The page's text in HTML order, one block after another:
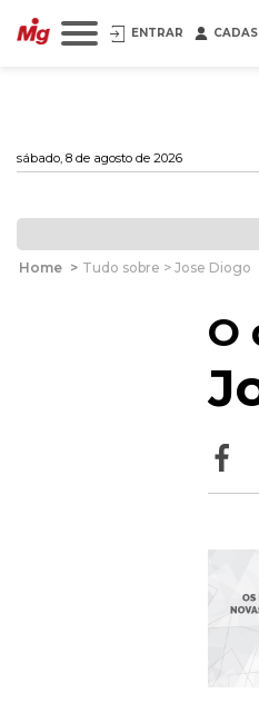
ENTRAR
sábado, 8 de agosto de 2026
Home > Tudo sobre > Jose Diogo
O